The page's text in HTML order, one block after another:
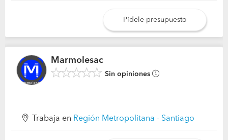
Pídele presupuesto
Marmolesac
Sin opiniones
Trabaja en Región Metropolitana - Santiago